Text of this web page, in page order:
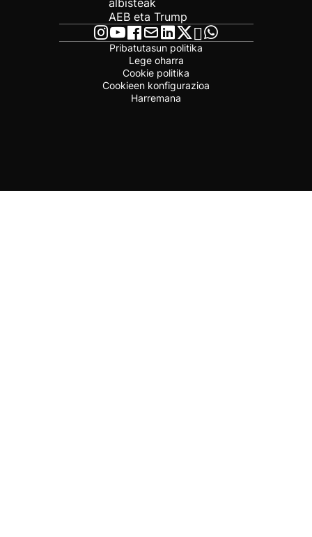
albisteak
AEB eta Trump
Pribatutasun politika
Lege oharra
Cookie politika
Cookieen konfigurazioa
Harremana